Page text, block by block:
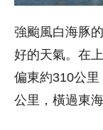
強颱風白海豚
好的天氣。在
偏東約310公
公里，橫過東